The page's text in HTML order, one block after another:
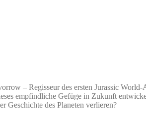
– Regisseur des ersten Jurassic World-
empfindliche Gefüge in Zukunft
Geschichte des Planeten verlieren?